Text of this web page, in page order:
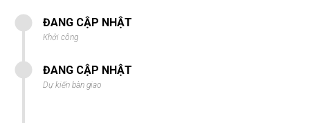
ĐANG CẬP NHẬT
Khởi công
ĐANG CẬP NHẬT
Dự kiến bàn giao